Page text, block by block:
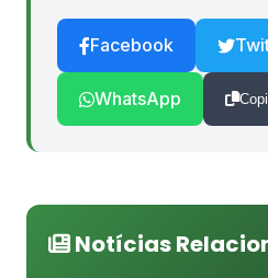
Facebook
WhatsApp
Notícias